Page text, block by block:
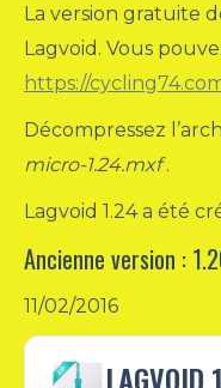
La version gratuite
Lagvoid. Vous
https://
Décompressez
micro-1.24.mxf.
Lagvoid 1.24 a été
Ancienne version :
11/02/2016
LAGVOID